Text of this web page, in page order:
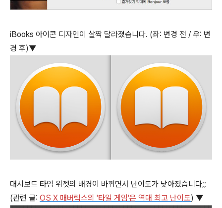
iBooks 아이콘 디자인이 살짝 달라졌습니다. (좌: 변경 전 / 우: 변
경 후)▼
대시보드 타임 위젯의 배경이 바뀌면서 난이도가 낮아졌습니다;;
(관련 글: OS X 매버릭스의 '타일 게임'은 역대 최고 난이도) ▼